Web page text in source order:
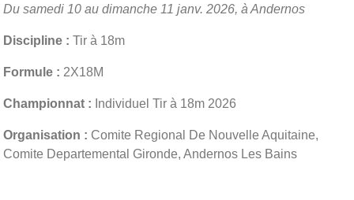
Du samedi 10 au dimanche 11 janv. 2026, à Andernos
Discipline : Tir à 18m
Formule : 2X18M
Championnat : Individuel Tir à 18m 2026
Organisation : Comite Regional De Nouvelle Aquitaine,
Comite Departemental Gironde, Andernos Les Bains